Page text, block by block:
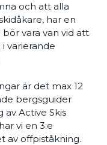
och att alla
har en
vara van vid att
varierande
är det max 12
bergsguider
Active Skis
vi en 3:e
av offpiståkning.